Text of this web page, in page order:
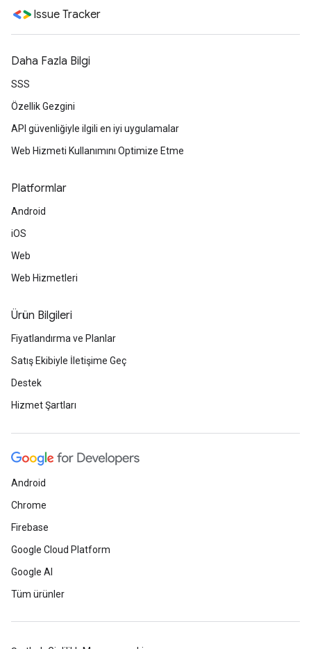
Issue Tracker
Daha Fazla Bilgi
SSS
Özellik Gezgini
API güvenliğiyle ilgili en iyi uygulamalar
Web Hizmeti Kullanımını Optimize Etme
Platformlar
Android
iOS
Web
Web Hizmetleri
Ürün Bilgileri
Fiyatlandırma ve Planlar
Satış Ekibiyle İletişime Geç
Destek
Hizmet Şartları
Android
Chrome
Firebase
Google Cloud Platform
Google AI
Tüm ürünler